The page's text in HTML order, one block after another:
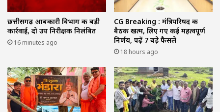
छत्तीसगढ़ आबकारी विभाग की बड़ी
कार्रवाई, दो उप निरीक्षक निलंबित
16 minutes ago
CG Breaking : मंत्रिपरिषद की
बैठक खत्म, लिए गए कई महत्वपूर्ण
निर्णय, पढ़ें 7 बड़े फैसले
18 hours ago